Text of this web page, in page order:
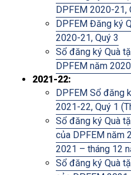
DPFEM 2020-21,
DPFEM Đăng ký
2020-21, Quý 3
Sổ đăng ký Quà
DPFEM năm
2021-22:
DPFEM Sổ đăng
2021-22, Quý 1
Sổ đăng ký Quà
của DPFEM năm
2021 – tháng 12
Sổ đăng ký Quà